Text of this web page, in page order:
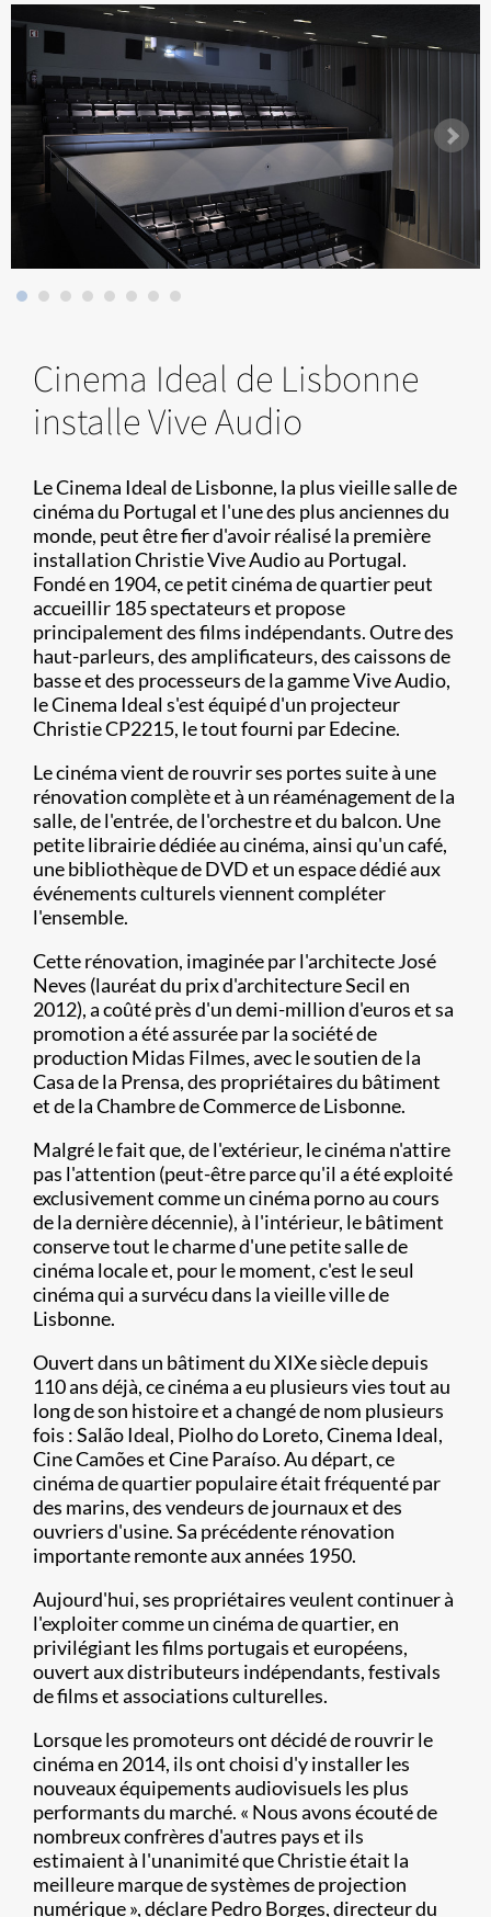
Cinema Ideal de Lisbonne
installe Vive Audio
Le Cinema Ideal de Lisbonne, la plus vieille salle de
cinéma du Portugal et l'une des plus anciennes du
monde, peut être fier d'avoir réalisé la première
installation Christie Vive Audio au Portugal.
Fondé en 1904, ce petit cinéma de quartier peut
accueillir 185 spectateurs et propose
principalement des films indépendants. Outre des
haut-parleurs, des amplificateurs, des caissons de
basse et des processeurs de la gamme Vive Audio,
le Cinema Ideal s'est équipé d'un projecteur
Christie CP2215, le tout fourni par Edecine.
Le cinéma vient de rouvrir ses portes suite à une
rénovation complète et à un réaménagement de la
salle, de l'entrée, de l'orchestre et du balcon. Une
petite librairie dédiée au cinéma, ainsi qu'un café,
une bibliothèque de DVD et un espace dédié aux
événements culturels viennent compléter
l'ensemble.
Cette rénovation, imaginée par l'architecte José
Neves (lauréat du prix d'architecture Secil en
2012), a coûté près d'un demi-million d'euros et sa
promotion a été assurée par la société de
production Midas Filmes, avec le soutien de la
Casa de la Prensa, des propriétaires du bâtiment
et de la Chambre de Commerce de Lisbonne.
Malgré le fait que, de l'extérieur, le cinéma n'attire
pas l'attention (peut-être parce qu'il a été exploité
exclusivement comme un cinéma porno au cours
de la dernière décennie), à l'intérieur, le bâtiment
conserve tout le charme d'une petite salle de
cinéma locale et, pour le moment, c'est le seul
cinéma qui a survécu dans la vieille ville de
Lisbonne.
Ouvert dans un bâtiment du XIXe siècle depuis
110 ans déjà, ce cinéma a eu plusieurs vies tout au
long de son histoire et a changé de nom plusieurs
fois : Salão Ideal, Piolho do Loreto, Cinema Ideal,
Cine Camões et Cine Paraíso. Au départ, ce
cinéma de quartier populaire était fréquenté par
des marins, des vendeurs de journaux et des
ouvriers d'usine. Sa précédente rénovation
importante remonte aux années 1950.
Aujourd'hui, ses propriétaires veulent continuer à
l'exploiter comme un cinéma de quartier, en
privilégiant les films portugais et européens,
ouvert aux distributeurs indépendants, festivals
de films et associations culturelles.
Lorsque les promoteurs ont décidé de rouvrir le
cinéma en 2014, ils ont choisi d'y installer les
nouveaux équipements audiovisuels les plus
performants du marché. « Nous avons écouté de
nombreux confrères d'autres pays et ils
estimaient à l'unanimité que Christie était la
meilleure marque de systèmes de projection
numérique », déclare Pedro Borges, directeur du